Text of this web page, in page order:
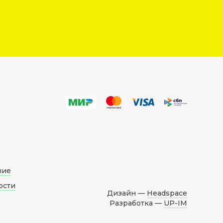
Дизайн — Headspace
Разработка — UP-IM